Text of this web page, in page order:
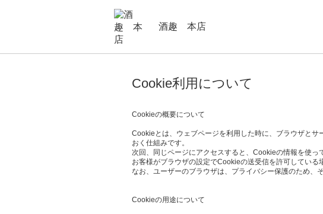
酒趣 本店
Cookie利用について
Cookieの概要について
Cookieとは、ウェブページを利用した時に、ブラウザと
おく仕組みです。
次回、同じページにアクセスすると、Cookieの情報を使っ
お客様がブラウザの設定でCookieの送受信を許可している
なお、ユーザーのブラウザは、プライバシー保護のため、
Cookieの用途について